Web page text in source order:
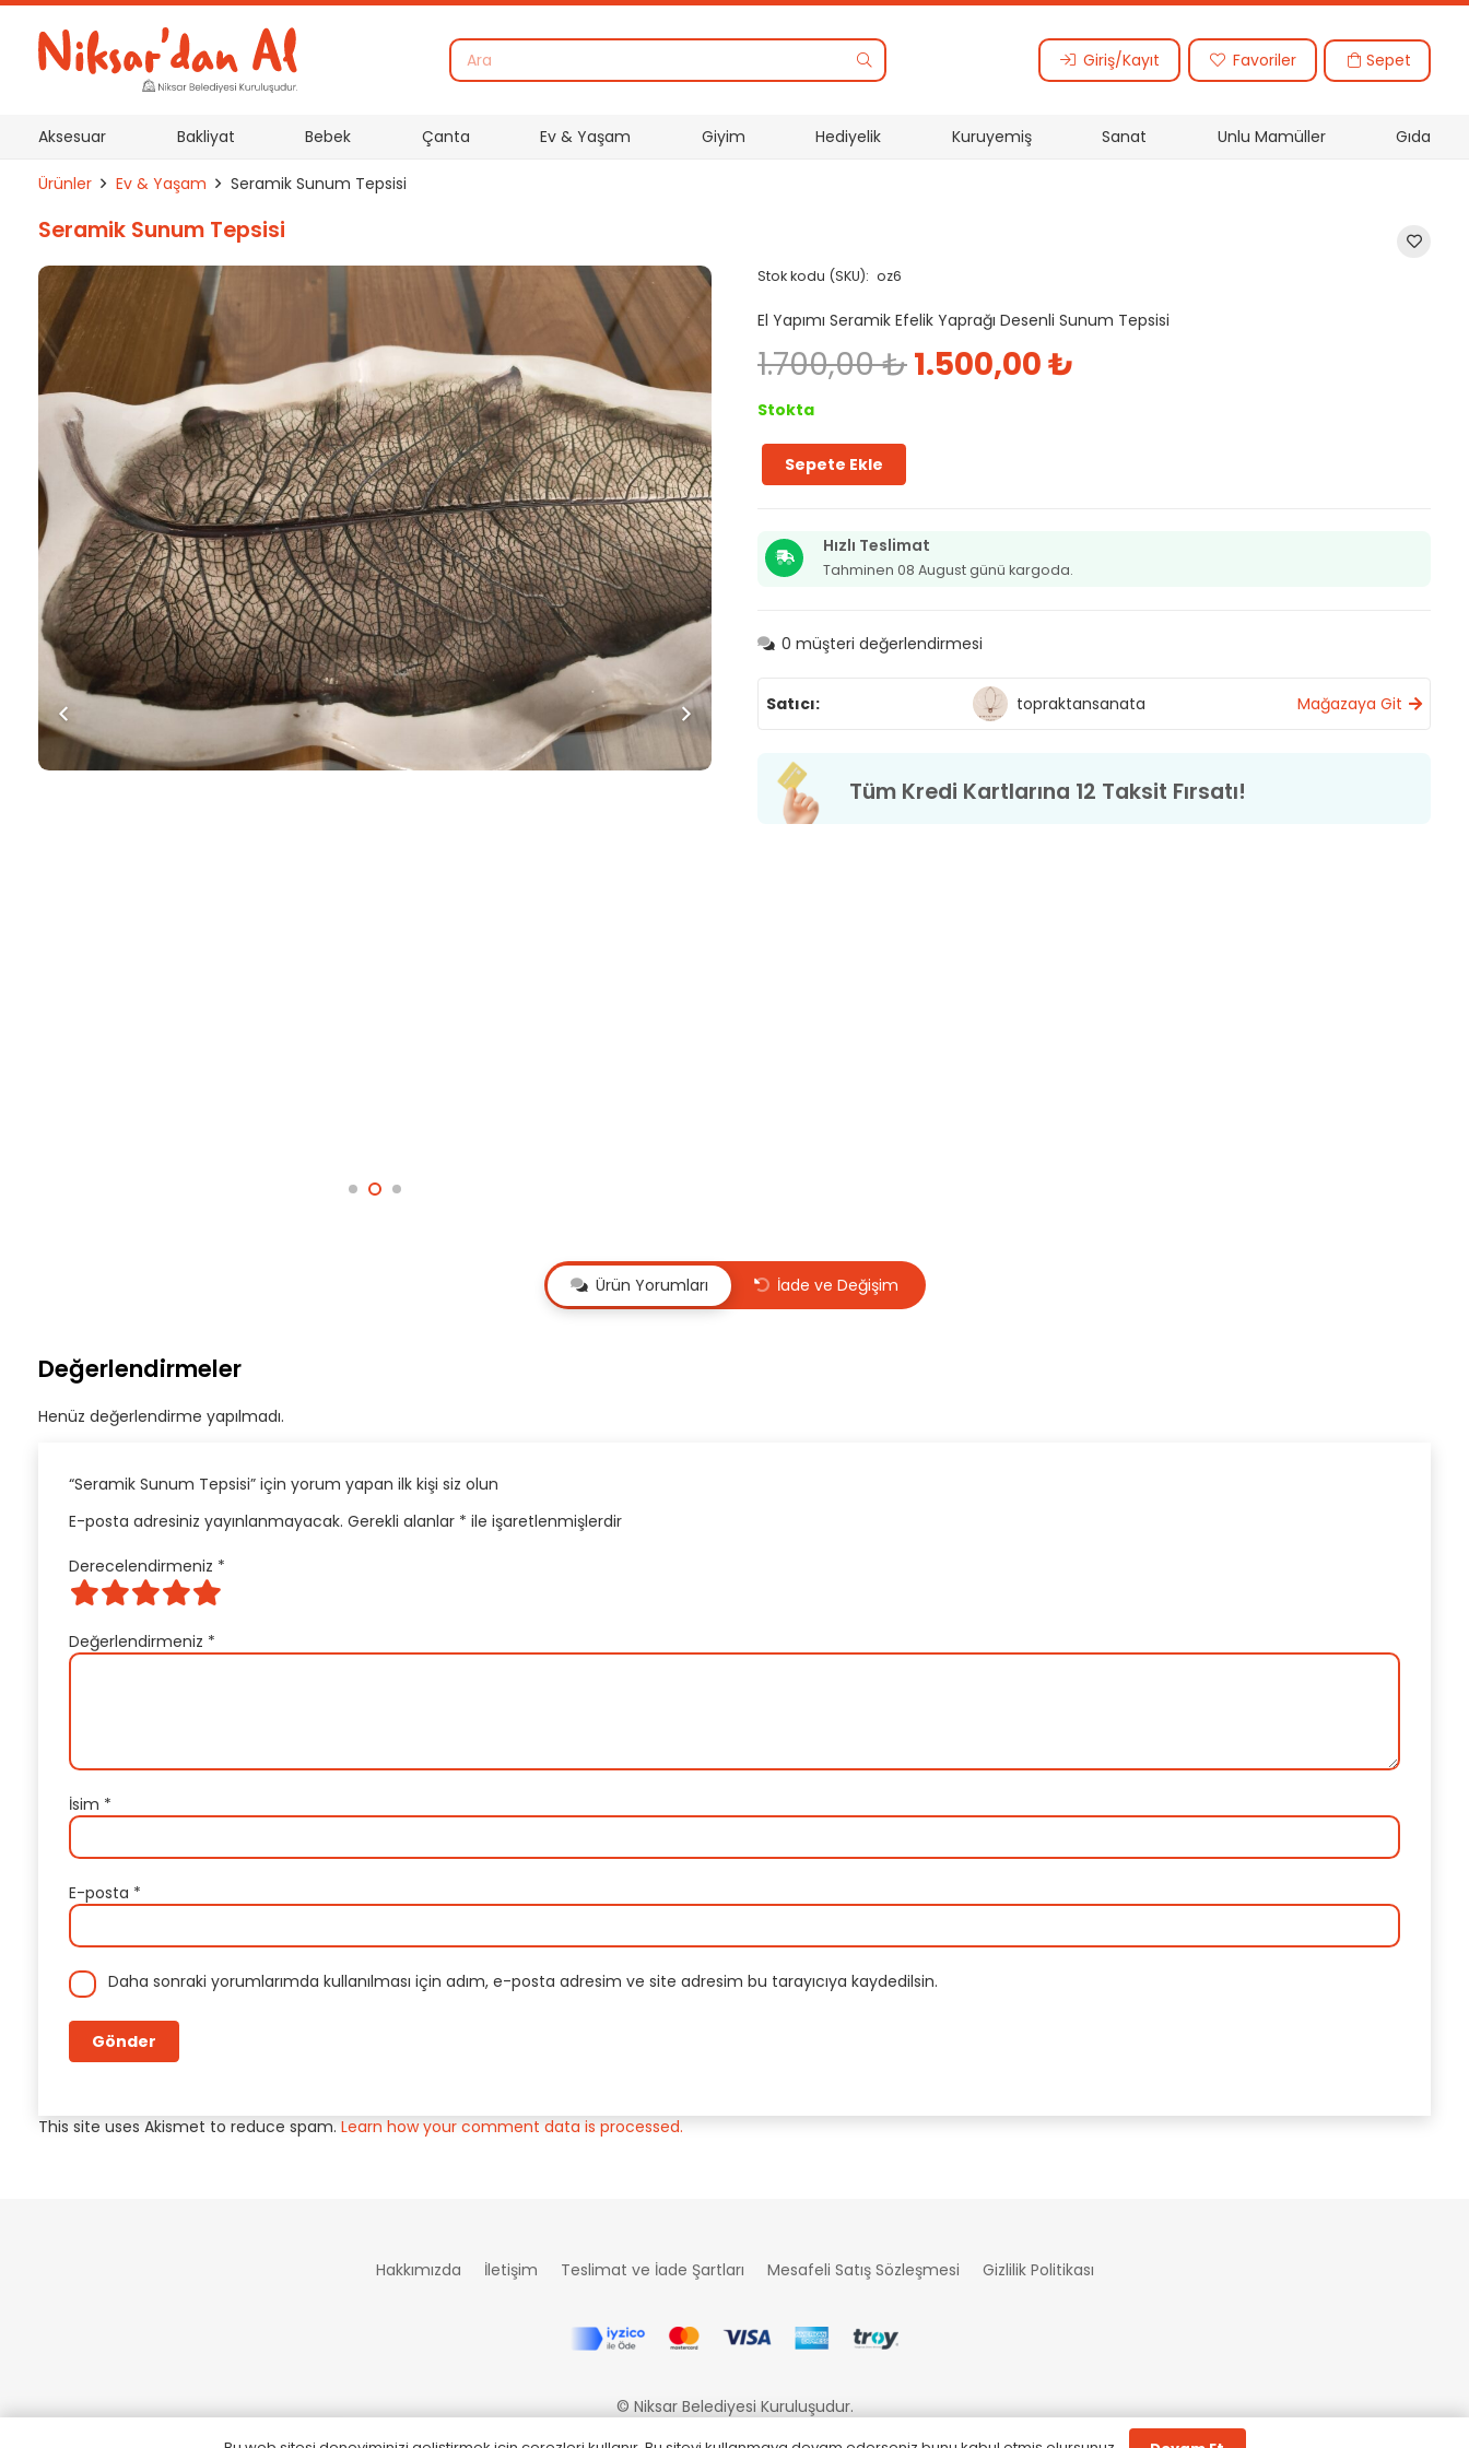
Giriş/Kayıt Favoriler Sepet
Aksesuar Bakliyat Bebek Çanta Ev & Yaşam Giyim Hediyelik Kuruyemiş Sanat Unlu Mamüller Gıda
Ürünler Ev & Yaşam Seramik Sunum Tepsisi
Seramik Sunum Tepsisi
Stok kodu (SKU): oz6
El Yapımı Seramik Efelik Yaprağı Desenli Sunum Tepsisi
1.700,00₺Orijinal
fiyat:
1.500,00₺
Stokta
Seramik
adet
Sepete Ekle
Hızlı Teslimat
Tahminen 08 August günü kargoda.
0 müşteri değerlendirmesi
Satıcı: topraktansanata Mağazaya Git
Tüm Kredi Kartlarına 12 Taksit Fırsatı!
Ürün Yorumları İade ve Değişim
Değerlendirmeler
Henüz değerlendirme yapılmadı.
“Seramik Sunum Tepsisi” için yorum yapan ilk kişi siz olun
E-posta adresiniz yayınlanmayacak. Gerekli alanlar * ile işaretlenmişlerdir
Derecelendirmeniz *
Değerlendirmeniz *
İsim *
E-posta *
Daha sonraki yorumlarımda kullanılması için adım, e-posta adresim ve site adresim bu tarayıcıya kaydedilsin.
This site uses Akismet to reduce spam. Learn how your comment data is processed.
Hakkımızda İletişim Teslimat ve İade Şartları Mesafeli Satış Sözleşmesi Gizlilik Politikası
© Niksar Belediyesi Kuruluşudur.